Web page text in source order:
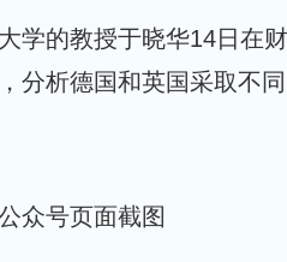
学的教授于晓华14日在
分析德国和英国采取不同
众号页面截图